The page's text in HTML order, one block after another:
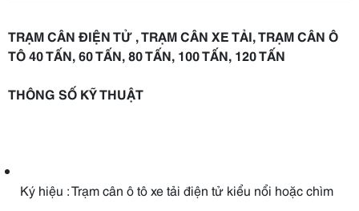
TRẠM CÂN ĐIỆN TỬ , TRẠM CÂN XE TẢI, TRẠM CÂN Ô
TÔ 40 TẤN, 60 TẤN, 80 TẤN, 100 TẤN, 120 TẤN
THÔNG SỐ KỸ THUẬT
Ký hiệu : Trạm cân ô tô xe tải điện tử kiểu nổi hoặc chìm